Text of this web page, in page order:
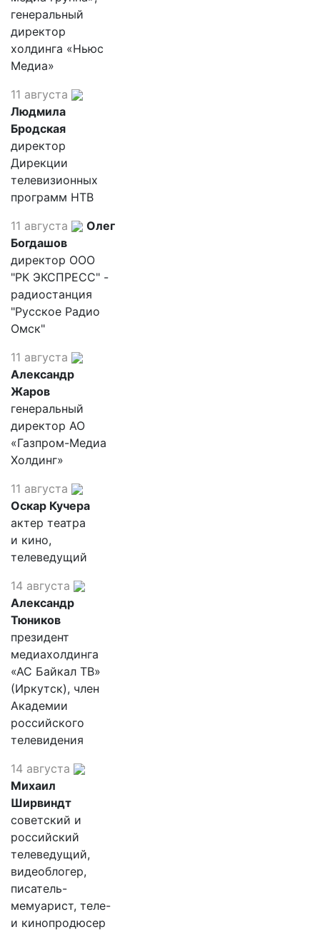
генеральный
директор
холдинга «Ньюс
Медиа»
11 августа
Людмила
Бродская
директор
Дирекции
телевизионных
программ НТВ
11 августа
Олег
Богдашов
директор ООО
"РК ЭКСПРЕСС" -
радиостанция
"Русское Радио
Омск"
11 августа
Александр
Жаров
генеральный
директор АО
«Газпром-Медиа
Холдинг»
11 августа
Оскар Кучера
актер театра
и кино,
телеведущий
14 августа
Александр
Тюников
президент
медиахолдинга
«АС Байкал ТВ»
(Иркутск), член
Академии
российского
телевидения
14 августа
Михаил
Ширвиндт
советский и
российский
телеведущий,
видеоблогер,
писатель-
мемуарист, теле-
и кинопродюсер